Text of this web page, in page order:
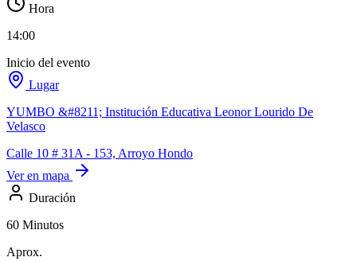
Hora
14:00
Inicio del evento
Lugar
YUMBO &#8211; Institución Educativa Leonor Lourido De
Velasco
Calle 10 # 31A - 153, Arroyo Hondo
Ver en mapa
Duración
60 Minutos
Aprox.